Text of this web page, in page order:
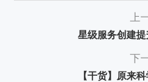
上
星级服务创建
下
【干货】原来